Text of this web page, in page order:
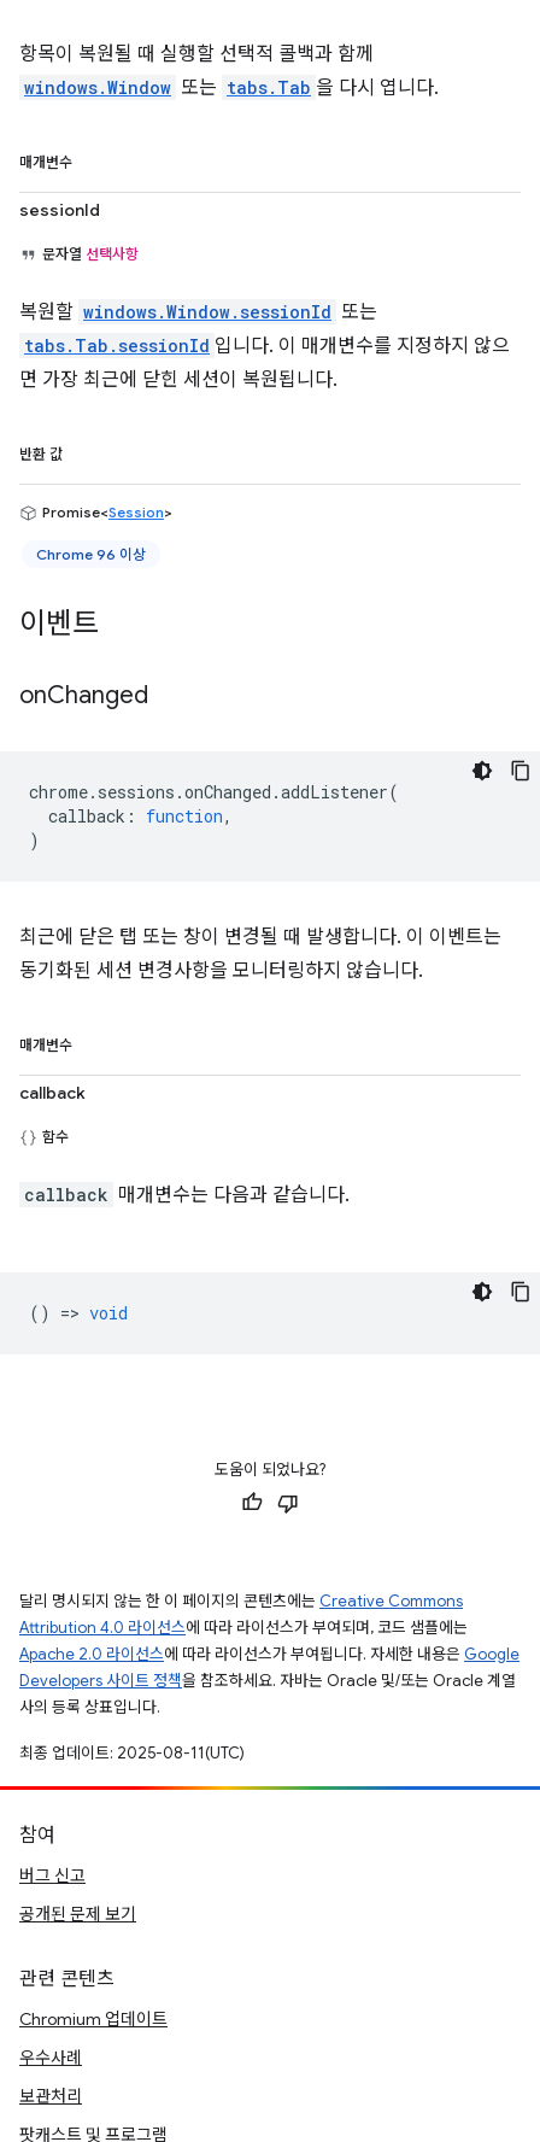
항목이 복원될 때 실행할 선택적 콜백과 함께
windows.Window 또는 tabs.Tab 을 다시 엽니다.
매개변수
sessionId
문자열 선택사항
복원할 windows.Window.sessionId 또는
tabs.Tab.sessionId 입니다. 이 매개변수를 지정하지 않으
면 가장 최근에 닫힌 세션이 복원됩니다.
반환 값
Promise<Session>
Chrome 96 이상
이벤트
onChanged
chrome. sessions .onChanged .addListener(
callback : function,
)
최근에 닫은 탭 또는 창이 변경될 때 발생합니다. 이 이벤트는
동기화된 세션 변경사항을 모니터링하지 않습니다.
매개변수
callback
함수
callback 매개변수는 다음과 같습니다.
() => void
도움이 되었나요?
달리 명시되지 않는 한 이 페이지의 콘텐츠에는 Creative Commons
Attribution 4.0 라이선스에 따라 라이선스가 부여되며, 코드 샘플에는
Apache 2.0 라이선스에 따라 라이선스가 부여됩니다. 자세한 내용은 Google
Developers 사이트 정책을 참조하세요. 자바는 Oracle 및/또는 Oracle 계열
사의 등록 상표입니다.
최종 업데이트: 2025-08-11(UTC)
참여
버그 신고
공개된 문제 보기
관련 콘텐츠
Chromium 업데이트
우수사례
보관처리
팟캐스트 및 프로그램